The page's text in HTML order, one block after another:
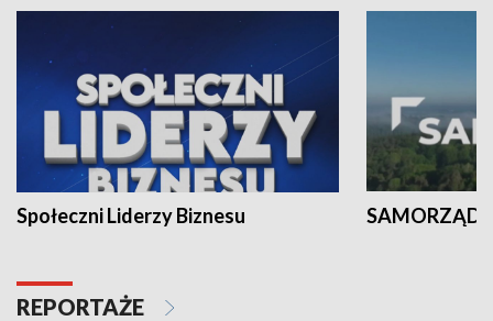
Społeczni Liderzy Biznesu SAMORZĄD
REPORTAŻE